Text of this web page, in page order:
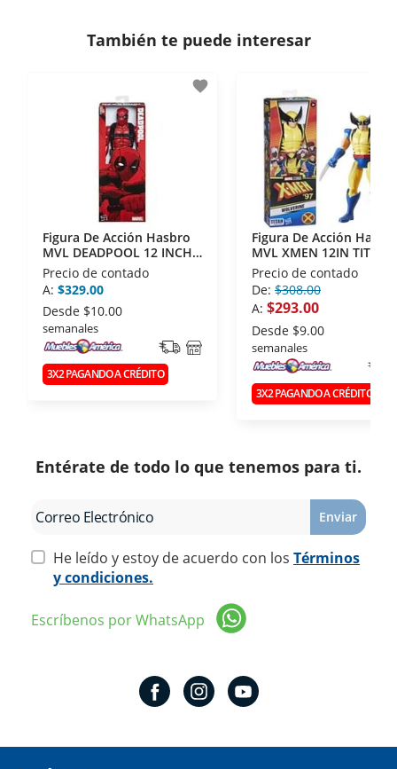
- Certificados de seguridad SSL y Encriptación 3D.
disposiciones legales y Códigos de Ética de la
Asociación Mexicana de Internet (AIMX).
- Nos encontramos en la lista de socios Activos de
la Asociación de Internet.MX.
También te puede interesar
favorite
Figura De Acción Hasbro
MVL DEADPOOL 12 INCH
FIGURE
Precio de contado
A: $329.00
Desde $10.00
semanales
3X2 PAGANDO A CRÉDITO
Figura De Acción
MVL XMEN 12IN TITAN
HERO
Precio de contado
De: $308.00
A: $293.00
Desde $9.00
semanales
3X2 PAGANDO A CRÉDITO
Entérate de todo lo que tenemos para ti.
Enviar
He leído y estoy de acuerdo con los Términos
y condiciones.
Escríbenos por WhatsApp